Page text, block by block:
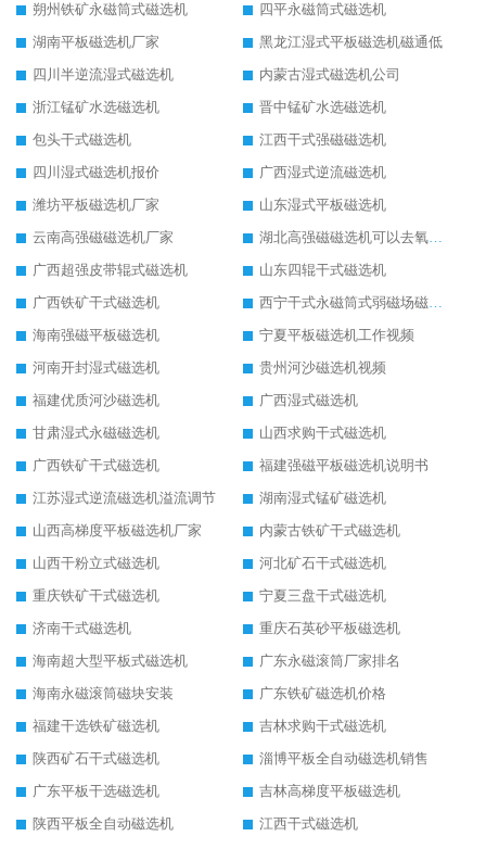
朔州铁矿永磁筒式磁选机
四平永磁筒式磁选机
湖南平板磁选机厂家
黑龙江湿式平板磁选机磁通低
四川半逆流湿式磁选机
内蒙古湿式磁选机公司
浙江锰矿水选磁选机
晋中锰矿水选磁选机
包头干式磁选机
江西干式强磁磁选机
四川湿式磁选机报价
广西湿式逆流磁选机
潍坊平板磁选机厂家
山东湿式平板磁选机
云南高强磁磁选机厂家
湖北高强磁磁选机可以去氧化铝
广西超强皮带辊式磁选机
山东四辊干式磁选机
广西铁矿干式磁选机
西宁干式永磁筒式弱磁场磁选机结构图
海南强磁平板磁选机
宁夏平板磁选机工作视频
河南开封湿式磁选机
贵州河沙磁选机视频
福建优质河沙磁选机
广西湿式磁选机
甘肃湿式永磁磁选机
山西求购干式磁选机
广西铁矿干式磁选机
福建强磁平板磁选机说明书
江苏湿式逆流磁选机溢流调节
湖南湿式锰矿磁选机
山西高梯度平板磁选机厂家
内蒙古铁矿干式磁选机
山西干粉立式磁选机
河北矿石干式磁选机
重庆铁矿干式磁选机
宁夏三盘干式磁选机
济南干式磁选机
重庆石英砂平板磁选机
海南超大型平板式磁选机
广东永磁滚筒厂家排名
海南永磁滚筒磁块安装
广东铁矿磁选机价格
福建干选铁矿磁选机
吉林求购干式磁选机
陕西矿石干式磁选机
淄博平板全自动磁选机销售
广东平板干选磁选机
吉林高梯度平板磁选机
陕西平板全自动磁选机
江西干式磁选机